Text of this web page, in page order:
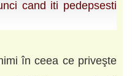
cand iti pedepsesti
în ceea ce priveşte